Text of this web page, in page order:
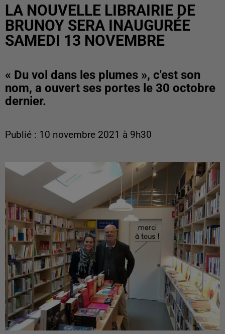
LA NOUVELLE LIBRAIRIE DE
BRUNOY SERA INAUGURÉE
SAMEDI 13 NOVEMBRE
« Du vol dans les plumes », c'est son
nom, a ouvert ses portes le 30 octobre
dernier.
Publié : 10 novembre 2021 à 9h30